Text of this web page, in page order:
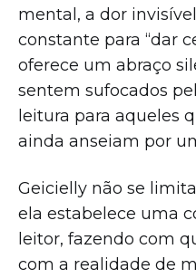
mental, a dor
constante para “dar
oferece um abraço
sentem sufocados
leitura para aqueles
ainda anseiam por
Geicielly não se
ela estabelece uma
leitor, fazendo com
com a realidade de